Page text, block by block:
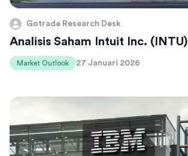
Gotrade Research Desk
Analisis Saham Intuit Inc.
Market Outlook 27 Januari 2026